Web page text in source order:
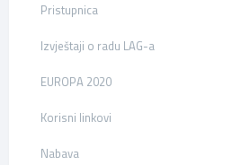
Pristupnica
Izvještaji o radu LAG-a
EUROPA 2020
Korisni linkovi
Nabava